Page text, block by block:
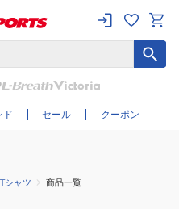
ド セール クーポン
り込む
シャツ 商品一覧